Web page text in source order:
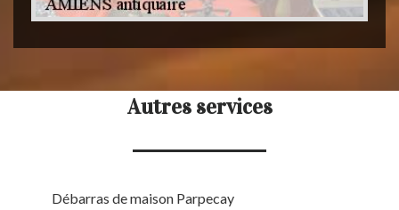
Autres services
Débarras de maison Parpecay